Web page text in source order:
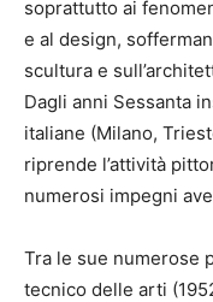
soprattutto ai
e al design,
scultura e
Dagli anni Sessanta
italiane (Milano,
riprende l’attività
numerosi impegni
Tra le sue numerose
tecnico delle arti